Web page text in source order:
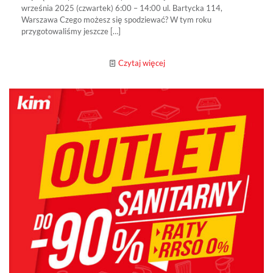
września 2025 (czwartek) 6:00 – 14:00 ul. Bartycka 114,
Warszawa Czego możesz się spodziewać? W tym roku
przygotowaliśmy jeszcze […]
Czytaj więcej